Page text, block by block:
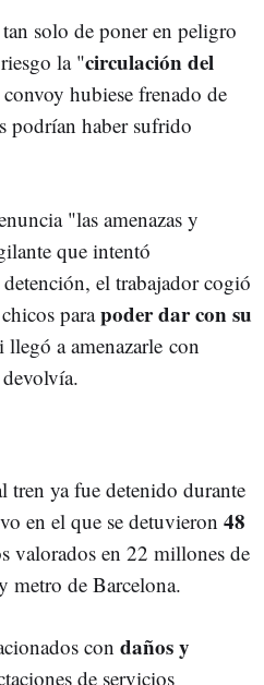
solo de poner en peligro
la "circulación del
hubiese frenado de
podrían haber sufrido
"las amenazas y
que intentó
el trabajador cogió
parapoder dar con su
a amenazarle con
tren ya fue detenido durante
en el que se detuvieron 48
valorados en 22 millones de
metro de Barcelona.
con daños y
de servicios